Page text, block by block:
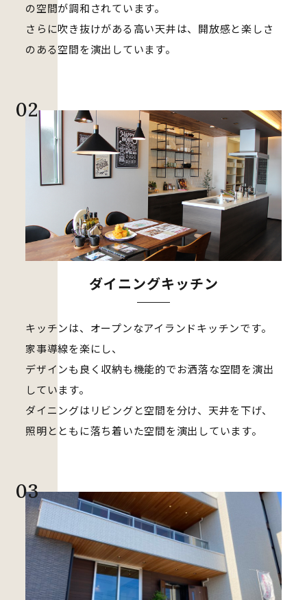
の空間が調和されています。
さらに吹き抜けがある高い天井は、開放感と楽しさ
のある空間を演出しています。
ダイニングキッチン
キッチンは、オープンなアイランドキッチンです。
家事導線を楽にし、
デザインも良く収納も機能的でお洒落な空間を演出
しています。
ダイニングはリビングと空間を分け、天井を下げ、
照明とともに落ち着いた空間を演出しています。